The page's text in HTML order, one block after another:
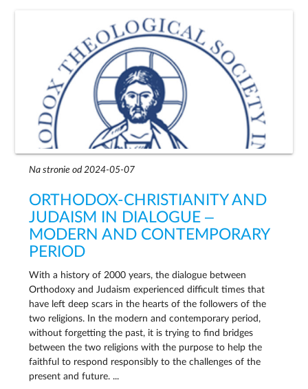
Na stronie od 2024-05-07
ORTHODOX-CHRISTIANITY AND
JUDAISM IN DIALOGUE ‒
MODERN AND CONTEMPORARY
PERIOD
With a history of 2000 years, the dialogue between
Orthodoxy and Judaism experienced difficult times that
have left deep scars in the hearts of the followers of the
two religions. In the modern and contemporary period,
without forgetting the past, it is trying to find bridges
between the two religions with the purpose to help the
faithful to respond responsibly to the challenges of the
present and future. ...